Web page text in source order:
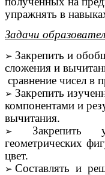
упражнять в
Задачи
Закрепить и
сложения и
сравнение чисел в
Закрепить
компонентами и
вычитания.
Закрепить
геометрических
цвет.
Составлять и